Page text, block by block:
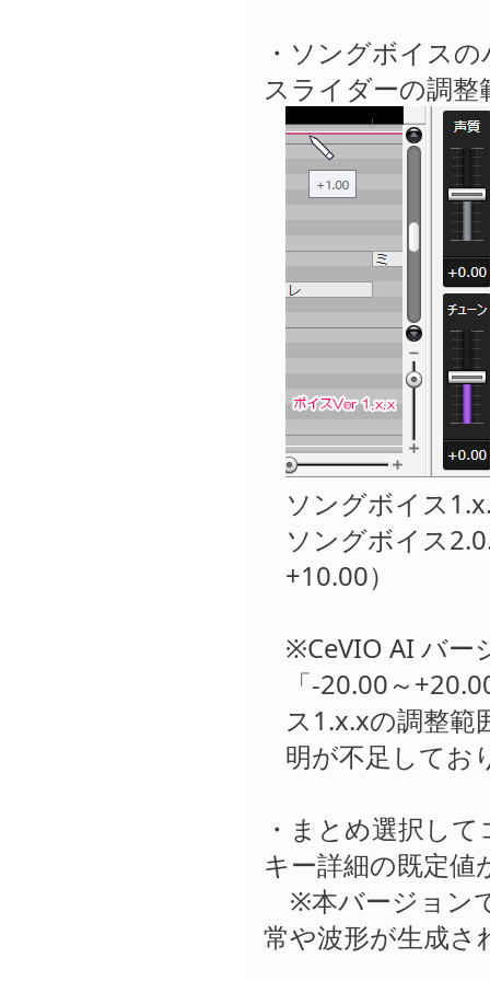
・ソングボイス
スライダーの調
ソングボイス
ソングボイス
+10.00）
※CeVIO AI バー
「-20.00～
ス1.x.xの調整範
明が不足してお
・まとめ選択し
キー詳細の既定値
※本バージョン
常や波形が生成さ